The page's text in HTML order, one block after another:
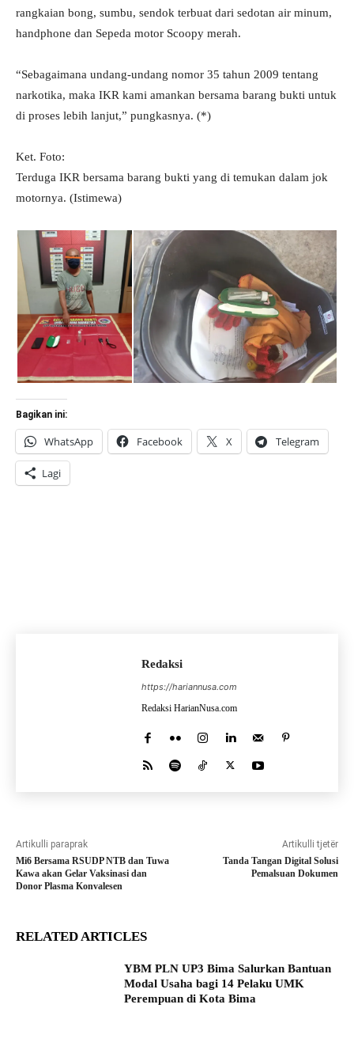
rangkaian bong, sumbu, sendok terbuat dari sedotan air minum,
handphone dan Sepeda motor Scoopy merah.
“Sebagaimana undang-undang nomor 35 tahun 2009 tentang
narkotika, maka IKR kami amankan bersama barang bukti untuk
di proses lebih lanjut,” pungkasnya. (*)
Ket. Foto:
Terduga IKR bersama barang bukti yang di temukan dalam jok
motornya. (Istimewa)
Bagikan ini:
WhatsApp Facebook X Telegram
Lagi
Redaksi
https://hariannusa.com
Redaksi HarianNusa.com
Artikulli paraprak
Mi6 Bersama RSUDP NTB dan Tuwa
Kawa akan Gelar Vaksinasi dan
Donor Plasma Konvalesen
Artikulli tjetër
Tanda Tangan Digital Solusi
Pemalsuan Dokumen
RELATED ARTICLES
YBM PLN UP3 Bima Salurkan Bantuan
Modal Usaha bagi 14 Pelaku UMK
Perempuan di Kota Bima